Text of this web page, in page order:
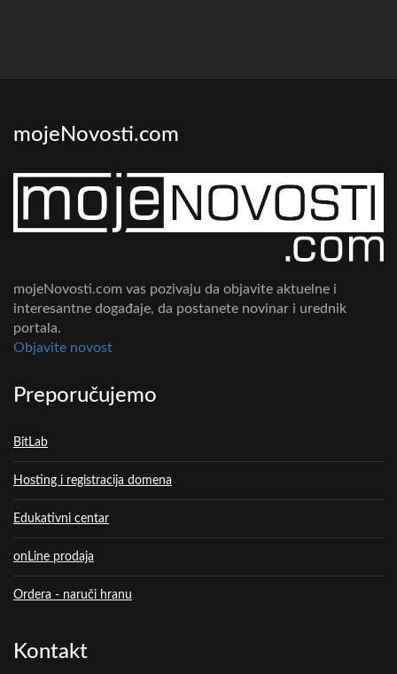
mojeNovosti.com
mojeNovosti.com vas pozivaju da objavite aktuelne i
interesantne događaje, da postanete novinar i urednik
portala.
Objavite novost
Preporučujemo
BitLab
Hosting i registracija domena
Edukativni centar
onLine prodaja
Ordera - naruči hranu
Kontakt